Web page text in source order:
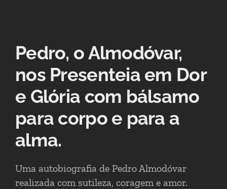
Pedro, o Almodóvar,
nos Presenteia em Dor
e Glória com bálsamo
para corpo e para a
alma.
Uma autobiografia de Pedro Almodóvar
realizada com sutileza, coragem e amor.